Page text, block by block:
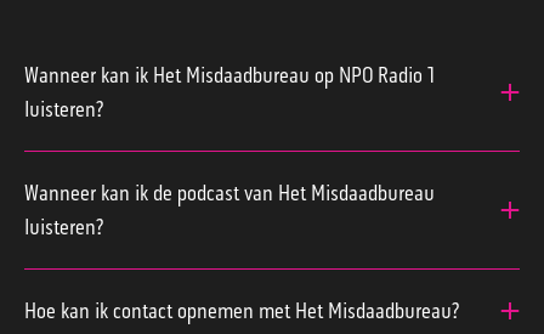
Wanneer kan ik Het Misdaadbureau op NPO Radio 1
luisteren?
Het Misdaadbureau is elke vrijdag van 19:00 tot
20:00 uur te horen op NPO Radio 1.
Wanneer kan ik de podcast van Het Misdaadbureau
luisteren?
Elke maandag om 20:00 uur komt de podcast
van Het Misdaadbureau in je favoriete podcast-
Hoe kan ik contact opnemen met Het Misdaadbureau?